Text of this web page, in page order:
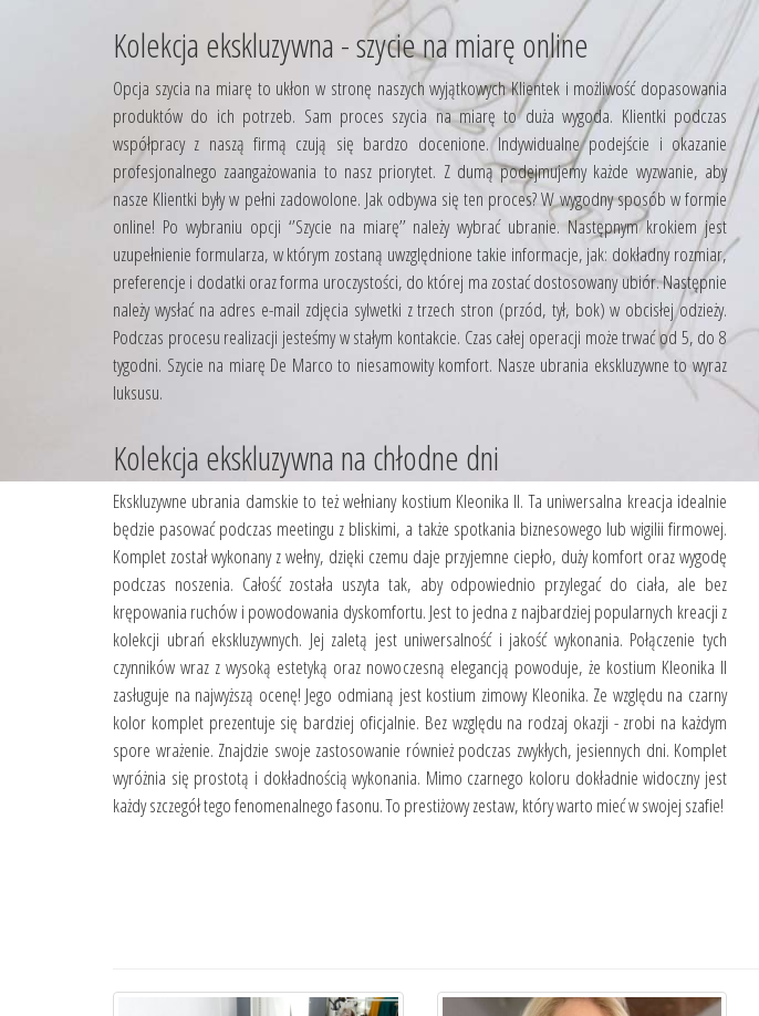
Kolekcja ekskluzywna - szycie na miarę online
Opcja szycia na miarę to ukłon w stronę naszych wyjątkowych Klientek i możliwość dopasowania
produktów do ich potrzeb. Sam proces szycia na miarę to duża wygoda. Klientki podczas
współpracy z naszą firmą czują się bardzo docenione. Indywidualne podejście i okazanie
profesjonalnego zaangażowania to nasz priorytet. Z dumą podejmujemy każde wyzwanie, aby
nasze Klientki były w pełni zadowolone. Jak odbywa się ten proces? W wygodny sposób w formie
online! Po wybraniu opcji ‘’Szycie na miarę’’ należy wybrać ubranie. Następnym krokiem jest
uzupełnienie formularza, w którym zostaną uwzględnione takie informacje, jak: dokładny rozmiar,
preferencje i dodatki oraz forma uroczystości, do której ma zostać dostosowany ubiór. Następnie
należy wysłać na adres e-mail zdjęcia sylwetki z trzech stron (przód, tył, bok) w obcisłej odzieży.
Podczas procesu realizacji jesteśmy w stałym kontakcie. Czas całej operacji może trwać od 5, do 8
tygodni. Szycie na miarę De Marco to niesamowity komfort. Nasze ubrania ekskluzywne to wyraz
luksusu.
Kolekcja ekskluzywna na chłodne dni
Ekskluzywne ubrania damskie to też wełniany kostium Kleonika II. Ta uniwersalna kreacja idealnie
będzie pasować podczas meetingu z bliskimi, a także spotkania biznesowego lub wigilii firmowej.
Komplet został wykonany z wełny, dzięki czemu daje przyjemne ciepło, duży komfort oraz wygodę
podczas noszenia. Całość została uszyta tak, aby odpowiednio przylegać do ciała, ale bez
krępowania ruchów i powodowania dyskomfortu. Jest to jedna z najbardziej popularnych kreacji z
kolekcji ubrań ekskluzywnych. Jej zaletą jest uniwersalność i jakość wykonania. Połączenie tych
czynników wraz z wysoką estetyką oraz nowoczesną elegancją powoduje, że kostium Kleonika II
zasługuje na najwyższą ocenę! Jego odmianą jest kostium zimowy Kleonika. Ze względu na czarny
kolor komplet prezentuje się bardziej oficjalnie. Bez względu na rodzaj okazji - zrobi na każdym
spore wrażenie. Znajdzie swoje zastosowanie również podczas zwykłych, jesiennych dni. Komplet
wyróżnia się prostotą i dokładnością wykonania. Mimo czarnego koloru dokładnie widoczny jest
każdy szczegół tego fenomenalnego fasonu. To prestiżowy zestaw, który warto mieć w swojej szafie!